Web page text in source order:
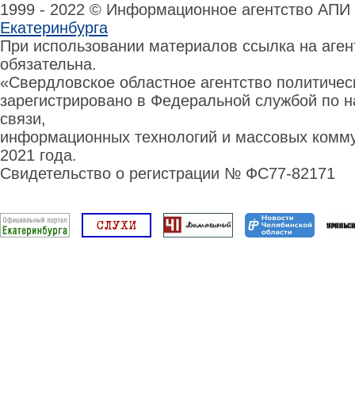
1999 - 2022 © Информационное агентство
Екатеринбурга
При использовании материалов ссылка на
обязательна.
«Свердловское областное агентство
зарегистрировано в Федеральной службой по
связи,
информационных технологий и массовых
2021 года.
Свидетельство о регистрации № ФС77-82171